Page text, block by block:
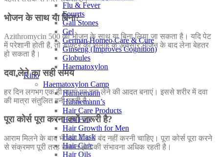
Flu & Fever
Fourrts
Gall Stones
Gel
German Homeo Care & Cure
Ginseng (Improves Cognition)
Globules
Haematoxylon
Kino
Haematoxylon Camp
Hahnemann
Hahnemann’s
Hair Care Products
Hair Fall
Hair Growth for Men
Hair Mask
Hair Care
Hair Oils
भोजन के साथ या बिना?
Azithromycin 500 को भोजन के साथ या बिना लिया जा सकता है। यदि पेट
में परेशानी होती है, तो डॉक्टर की सलाह के अनुसार भोजन के बाद लेना बेहतर
हो सकता है।
दवा लेने का सही समय
हर दिन लगभग एक ही समय पर दवा लेने की आदत बनाएं। इससे शरीर में दवा
की मात्रा संतुलित बनी रहती है।
पूरा कोर्स पूरा करना क्यों जरूरी है?
आराम मिलने के बाद भी दवा बीच में बंद नहीं करनी चाहिए। पूरा कोर्स पूरा करने
से संक्रमण पूरी तरह समाप्त होने की संभावना अधिक रहती है।